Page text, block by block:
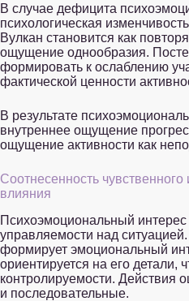
В случае дефицита
психологическая
Вулкан становится как
ощущение однообразия.
формировать к ослаблению
фактической ценности
В результате
внутреннее ощущение
ощущение активности как
Соотнесенность
влияния
Психоэмоциональный интерес
управляемости над ситуацией.
формирует эмоциональный
ориентируется на его
контролируемости. Действия
и последовательные.